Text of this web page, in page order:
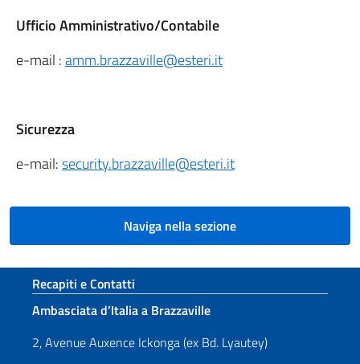
Ufficio Amministrativo/Contabile
e-mail :amm.brazzaville@esteri.it
Sicurezza
e-mail:security.brazzaville@esteri.it
Naviga nella sezione
Sezione footer
Recapiti e Contatti
Ambasciata d’Italia a Brazzaville
2, Avenue Auxence Ickonga (ex Bd. Lyautey)